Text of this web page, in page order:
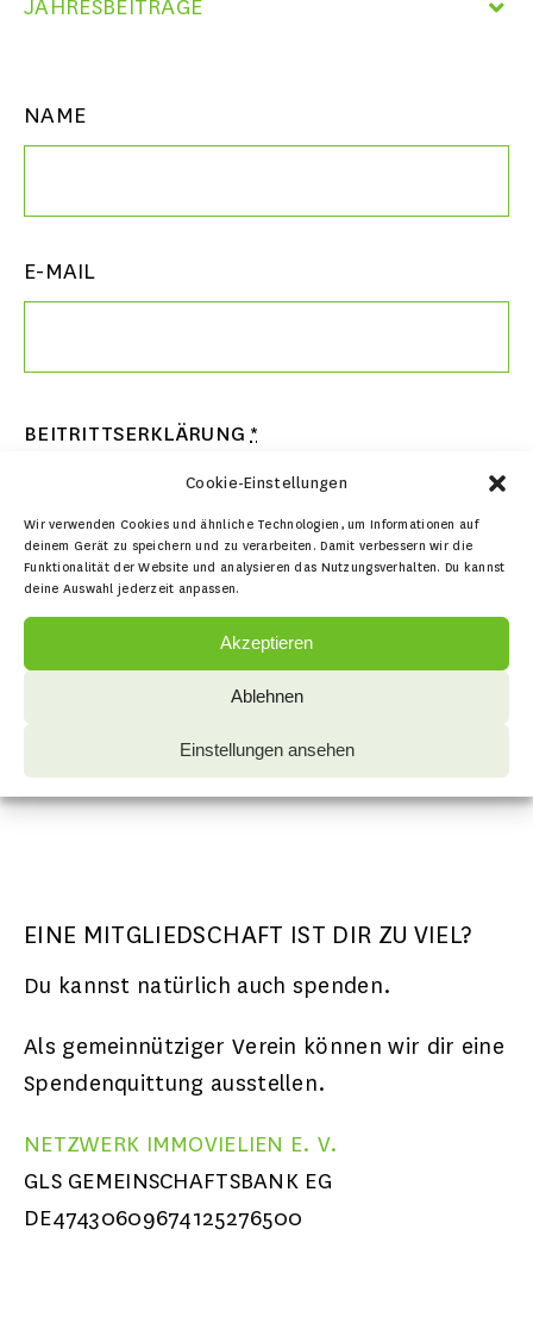
Cookie-Einstellungen
Wir verwenden Cookies und ähnliche Technologien, um Informationen auf
deinem Gerät zu speichern und zu verarbeiten. Damit verbessern wir die
Funktionalität der Website und analysieren das Nutzungsverhalten. Du kannst
deine Auswahl jederzeit anpassen.
Akzeptieren
Ablehnen
Einstellungen ansehen
JAHRESBEITRÄGE
NAME
E-MAIL
BEITRITTSERKLÄRUNG*
EINE MITGLIEDSCHAFT IST DIR ZU VIEL?
Du kannst natürlich auch spenden.
Als gemeinnütziger Verein können wir dir eine
Spendenquittung ausstellen.
NETZWERK IMMOVIELIEN E. V.
GLS GEMEINSCHAFTSBANK EG
DE47430609674125276500